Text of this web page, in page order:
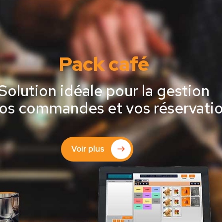
Pack café
idéale pour la gestion
commandes et vos
Voir plus